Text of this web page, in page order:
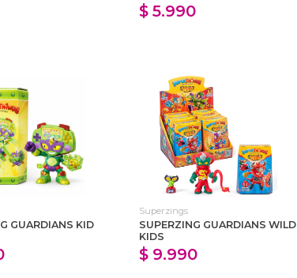
$ 5.990
GUARDIANS KID
Superzings
SUPERZING GUARDIANS WILD
KIDS
$ 9.990